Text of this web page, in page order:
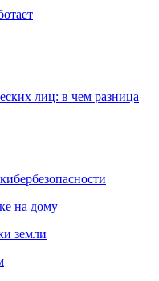
лиц: в чем разница
на дому
земли